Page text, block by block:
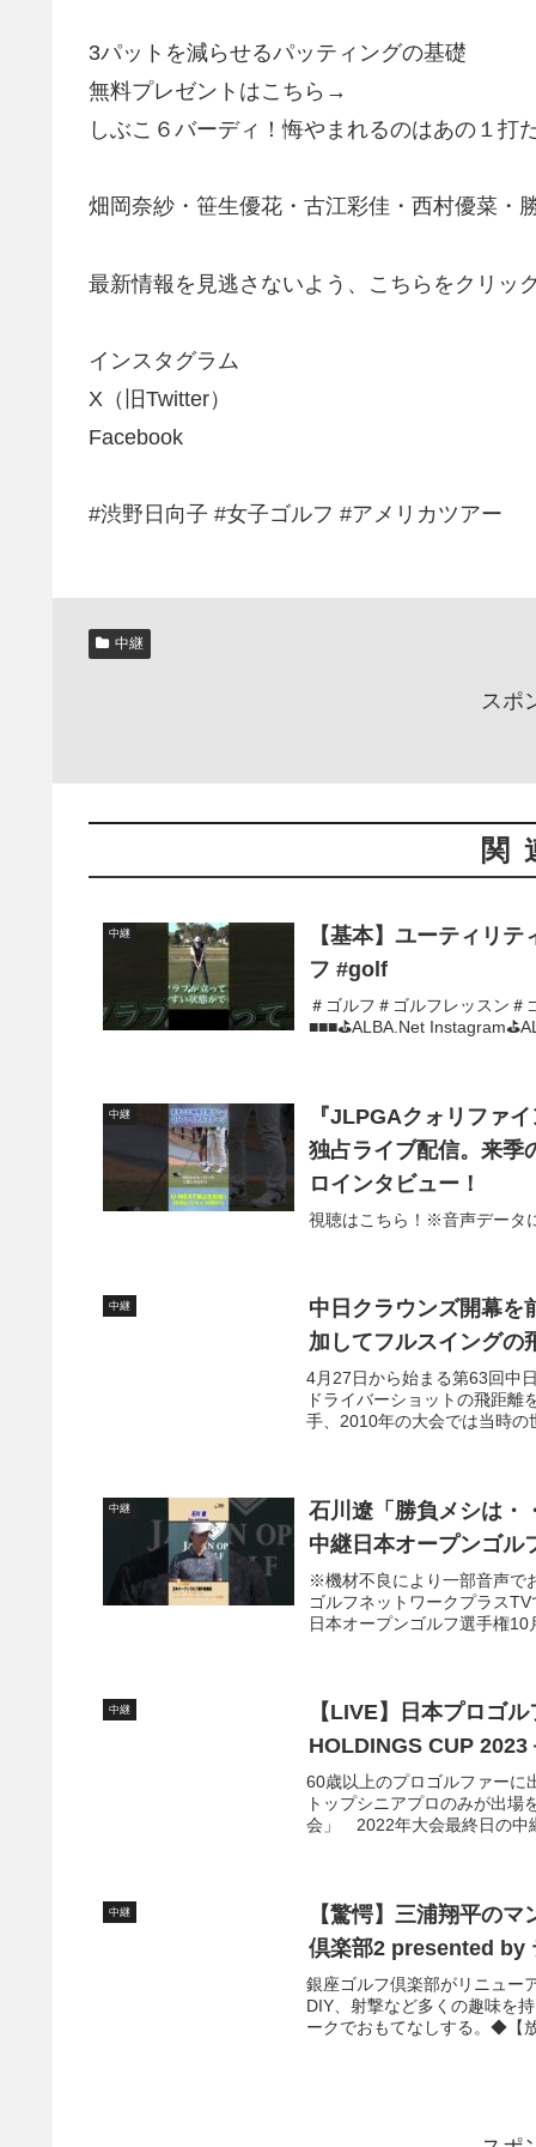
3パットを減らせるパッティングの基礎
無料プレゼントはこちら→
しぶこ６バーディ！悔やまれるのはあの１打
畑岡奈紗・笹生優花・古江彩佳・西村優菜・
最新情報を見逃さないよう、こちらをクリッ
インスタグラム
X（旧Twitter）
Facebook
#渋野日向子 #女子ゴルフ #アメリカツアー
中継
スポ
関
中継
【基本】ユーティリ
フ #golf
＃ゴルフ＃ゴルフレッスン
■■■⛳️ALBA.Net
中継
『JLPGAクォリファ
独占ライブ配信。来季
ロインタビュー！
視聴はこちら！※音声データ
中継
中日クラウンズ開幕を
加してフルスイング
4月27日から始まる第63回中
ドライバーショットの飛距
手、2010年の大会では当時
中継
石川遼「勝負メシは・
中継日本オープンゴル
※機材不良により一部音声で
ゴルフネットワークプラス
日本オープンゴルフ選手権
中継
【LIVE】日本プロゴ
HOLDINGS CUP 2023
60歳以上のプロゴルファーに
トップシニアプロのみが出
会」 2022年大会最終日の
中継
【驚愕】三浦翔平の
倶楽部2 presented by
銀座ゴルフ倶楽部がリニュー
DIY、射撃など多くの趣味を
ークでおもてなしする。◆【